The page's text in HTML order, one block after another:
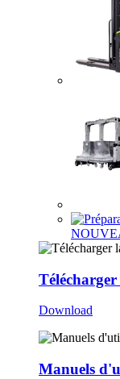
Download
Manuels